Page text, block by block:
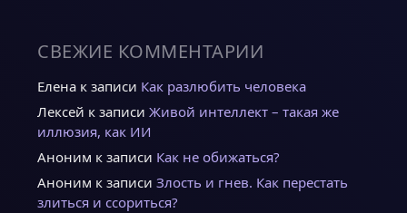
СВЕЖИЕ КОММЕНТАРИИ
Елена к записи Как разлюбить человека
Лексей к записи Живой интеллект – такая же
иллюзия, как ИИ
Аноним к записи Как не обижаться?
Аноним к записи Злость и гнев. Как перестать
злиться и ссориться?